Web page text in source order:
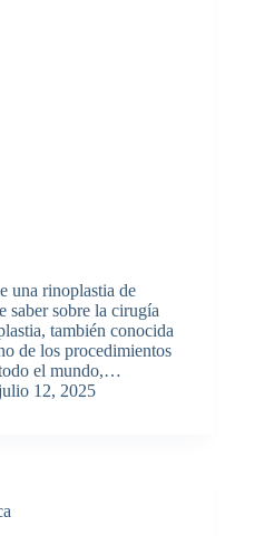
una rinoplastia de
saber sobre la cirugía
también conocida
de los procedimientos
todo el mundo,…
12, 2025